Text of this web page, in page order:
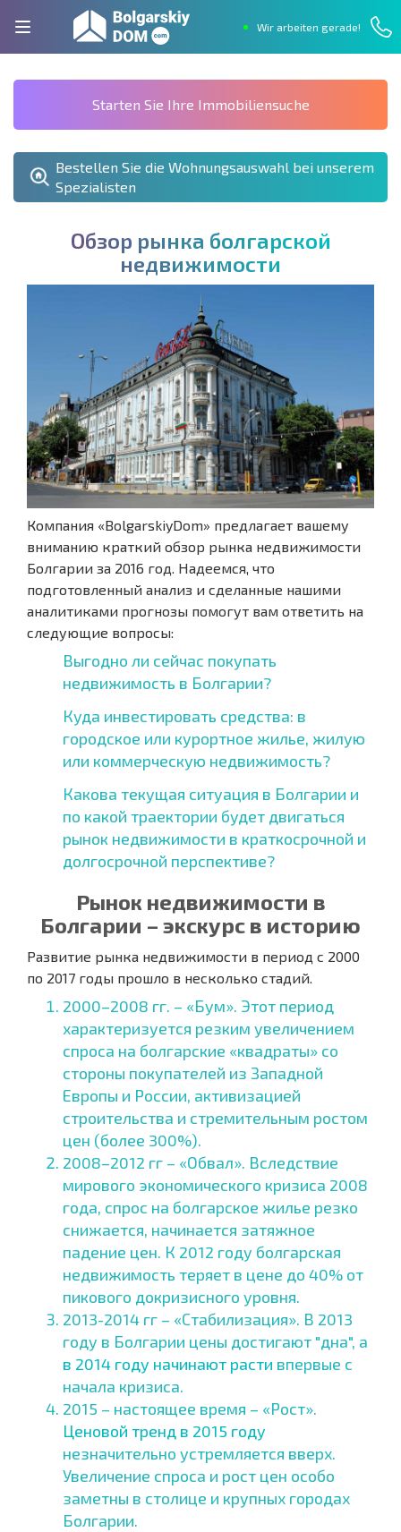
Wir arbeiten gerade!
Starten Sie Ihre Immobiliensuche
Bestellen Sie die Wohnungsauswahl bei unserem
Spezialisten
Обзор рынка болгарской
недвижимости
Компания «BolgarskiyDom» предлагает вашему
вниманию краткий обзор рынка недвижимости
Болгарии за 2016 год. Надеемся, что
подготовленный анализ и сделанные нашими
аналитиками прогнозы помогут вам ответить на
следующие вопросы:
Выгодно ли сейчас покупать
недвижимость в Болгарии?
Куда инвестировать средства: в
городское или курортное жилье, жилую
или коммерческую недвижимость?
Какова текущая ситуация в Болгарии и
по какой траектории будет двигаться
рынок недвижимости в краткосрочной и
долгосрочной перспективе?
Рынок недвижимости в
Болгарии – экскурс в историю
Развитие рынка недвижимости в период с 2000
по 2017 годы прошло в несколько стадий.
2000–2008 гг. – «Бум». Этот период
характеризуется резким увеличением
спроса на болгарские «квадраты» со
стороны покупателей из Западной
Европы и России, активизацией
строительства и стремительным ростом
цен (более 300%).
2008–2012 гг – «Обвал». Вследствие
мирового экономического кризиса 2008
года, спрос на болгарское жилье резко
снижается, начинается затяжное
падение цен. К 2012 году болгарская
недвижимость теряет в цене до 40% от
пикового докризисного уровня.
2013-2014 гг – «Стабилизация». В 2013
году в Болгарии цены достигают "дна", а
в 2014 году начинают расти впервые с
начала кризиса.
2015 – настоящее время – «Рост».
Ценовой тренд в 2015 году
незначительно устремляется вверх.
Увеличение спроса и рост цен особо
заметны в столице и крупных городах
Болгарии.